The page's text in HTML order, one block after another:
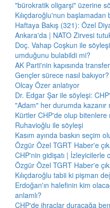
"bürokratik oligarşi" üzerine
Kılıçdaroğlu'nun başlamadan
Haftaya Bakış (321): Özel
Ankara'da | NATO Zirvesi
Doç. Vahap Coşkun ile
umduğunu bulabildi mi?
AK Parti'nin kapısında
Gençler sürece nasıl
Olcay Özer anlatıyor
Dr. Edgar Şar ile söyleşi:
"Adam" her durumda kazanır
Kürtler CHP'de olup bitenlere
Ruhavioğlu ile söyleşi
Kasım ayında baskın seçim
Özgür Özel TGRT Haber'e
CHP'nin gidişatı | İzleyicilerle
Özgür Özel TGRT Haber'e
Kılıçdaroğlu tabii ki pişman
Erdoğan'ın halefinin kim
anlamlı?
CHP'de ihraçlar duracağa